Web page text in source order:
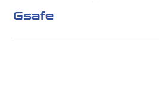
Gsafe